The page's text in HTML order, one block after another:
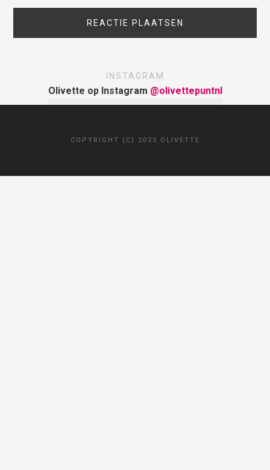
INSTAGRAM
Olivette op Instagram @olivettepuntnl
COPYRIGHT (C) 2025 OLIVETTE